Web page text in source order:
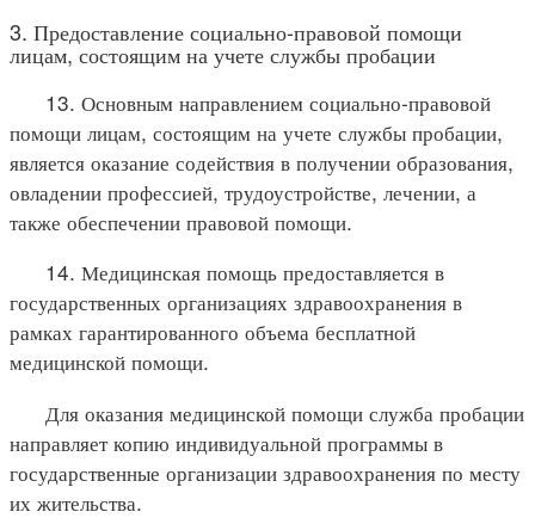
3. Предоставление социально-правовой помощи
лицам, состоящим на учете службы пробации
13. Основным направлением социально-правовой
помощи лицам, состоящим на учете службы пробации,
является оказание содействия в получении образования,
овладении профессией, трудоустройстве, лечении, а
также обеспечении правовой помощи.
14. Медицинская помощь предоставляется в
государственных организациях здравоохранения в
рамках гарантированного объема бесплатной
медицинской помощи.
Для оказания медицинской помощи служба пробации
направляет копию индивидуальной программы в
государственные организации здравоохранения по месту
их жительства.